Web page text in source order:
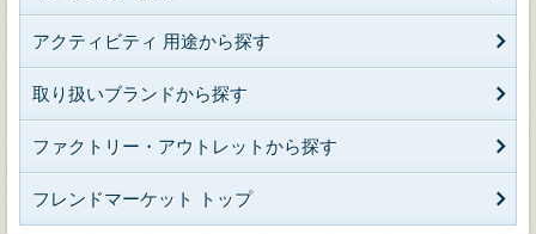
アクティビティ 用途から探す
取り扱いブランドから探す
ファクトリー・アウトレットから探す
フレンドマーケット トップ